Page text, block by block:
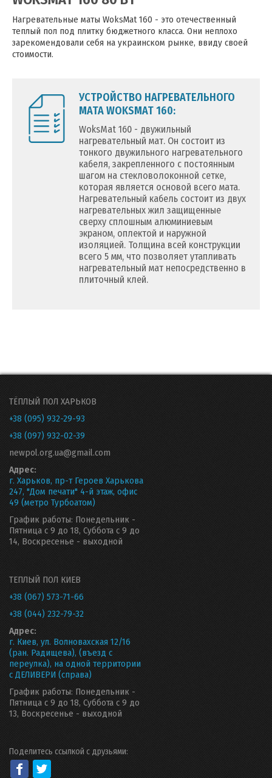
Нагревательные маты WoksMat 160 - это отечественный
теплый пол под плитку бюджетного класса. Они неплохо
зарекомендовали себя на украинском рынке, ввиду своей
стоимости.
УСТРОЙСТВО НАГРЕВАТЕЛЬНОГО
МАТА WOKSMAT 160:
WoksMat 160 - двужильный
нагревательный мат. Он состоит из
тонкого двужильного нагревательного
кабеля, закрепленного с постоянным
шагом на стекловолоконной сетке,
которая является основой всего мата.
Нагревательный кабель состоит из двух
нагревательных жил защищенные
сверху сплошным алюминиевым
экраном, оплектой и наружной
изоляцией. Толщина всей конструкции
всего 5 мм, что позволяет утапливать
нагревательный мат непосредственно в
плиточный клей.
ТЁПЛЫЙ ПОЛ ХАРЬКОВ
+38 (095) 932-29-93
+38 (097) 932-02-39
newpol.org.ua@gmail.com
Адрес:
г. Харьков, пр-т Героев Харькова
247, "Дом печати" 4-й этаж, офис
49 (метро Турбоатом)
График работы: Понедельник -
Пятница с 9 до 18, Суббота с 9 до
14, Воскресенье - выходной
ТЕПЛЫЙ ПОЛ КИЕВ
+38 (067) 573-71-66
+38 (044) 232-79-32
Адрес:
г. Киев, ул. Волновахская 12/16
(ран. Радищева), (въезд с
переулка), на одной территории
с ДЕЛИВЕРИ (справа)
График работы: Понедельник -
Пятница с 9 до 18, Суббота с 9 до
13, Воскресенье - выходной
Поделитесь ссылкой с друзьями: